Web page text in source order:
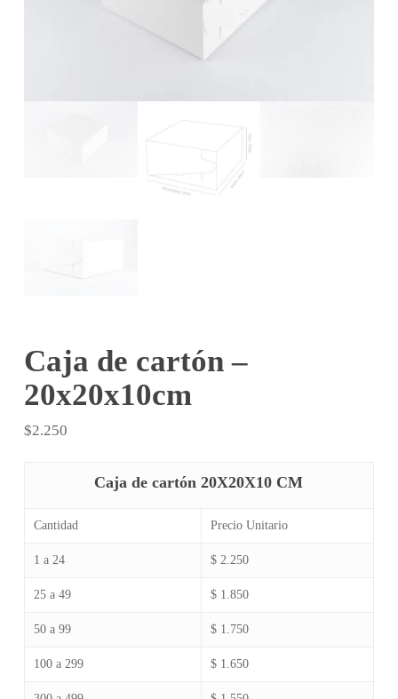
Caja de cartón –
20x20x10cm
$2.250
Caja de cartón 20X20X10 CM
Cantidad Precio Unitario
1 a 24 $ 2.250
25 a 49 $ 1.850
50 a 99 $ 1.750
100 a 299 $ 1.650